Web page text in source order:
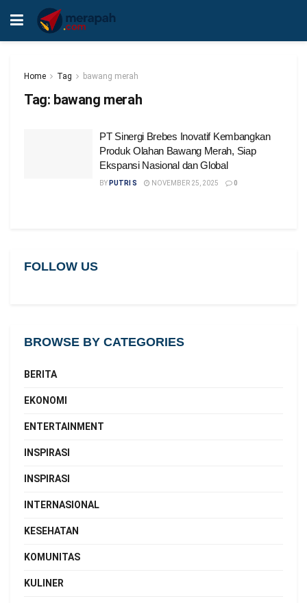
Home Tag bawang merah
Tag: bawang merah
PT Sinergi Brebes Inovatif Kembangkan
Produk Olahan Bawang Merah, Siap
Ekspansi Nasional dan Global
BY PUTRI S NOVEMBER 25, 2025 0
FOLLOW US
BROWSE BY CATEGORIES
BERITA
EKONOMI
ENTERTAINMENT
INSPIRASI
INSPIRASI
INTERNASIONAL
KESEHATAN
KOMUNITAS
KULINER